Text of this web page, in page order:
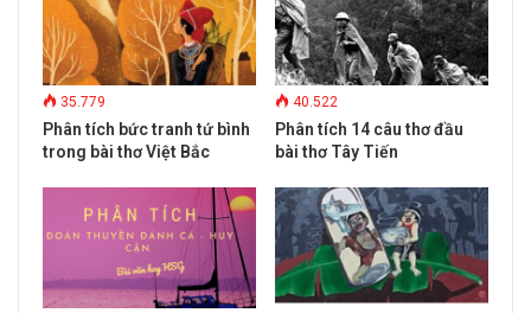
35.779
Phân tích bức tranh tứ bình
trong bài thơ Việt Bắc
40.522
Phân tích 14 câu thơ đầu
bài thơ Tây Tiến